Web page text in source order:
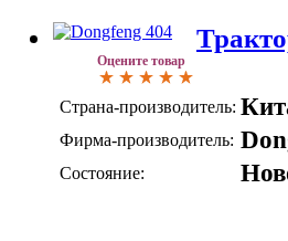
Оцените товар
Страна-производитель:
Фирма-производитель:
Состояние: